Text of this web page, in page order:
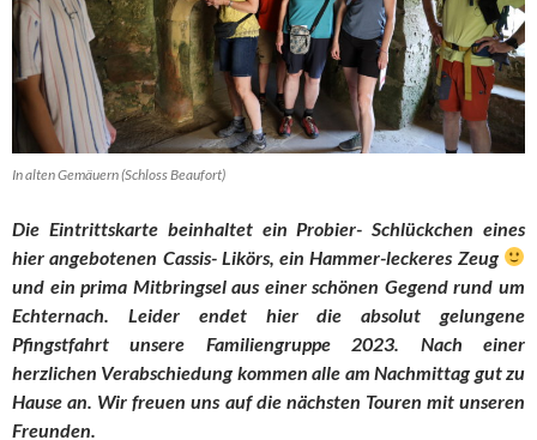
In alten Gemäuern (Schloss Beaufort)
Die Eintrittskarte beinhaltet ein Probier- Schlückchen eines
hier angebotenen Cassis- Likörs, ein Hammer-leckeres Zeug
und ein prima Mitbringsel aus einer schönen Gegend rund um
Echternach. Leider endet hier die absolut gelungene
Pfingstfahrt unsere Familiengruppe 2023. Nach einer
herzlichen Verabschiedung kommen alle am Nachmittag gut zu
Hause an. Wir freuen uns auf die nächsten Touren mit unseren
Freunden.